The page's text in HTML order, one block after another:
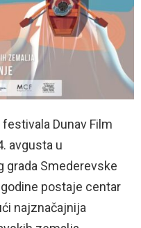
Dunav Film
avgusta u
grada Smederevske
postaje centar
najznačajnija